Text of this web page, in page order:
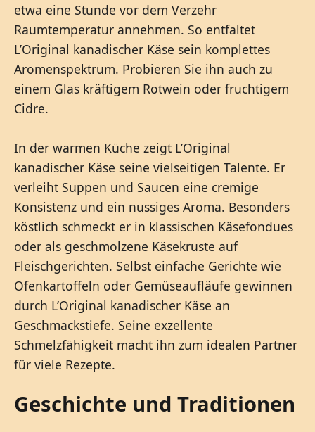
etwa eine Stunde vor dem Verzehr
Raumtemperatur annehmen. So entfaltet
L’Original kanadischer Käse sein komplettes
Aromenspektrum. Probieren Sie ihn auch zu
einem Glas kräftigem Rotwein oder fruchtigem
Cidre.
In der warmen Küche zeigt L’Original
kanadischer Käse seine vielseitigen Talente. Er
verleiht Suppen und Saucen eine cremige
Konsistenz und ein nussiges Aroma. Besonders
köstlich schmeckt er in klassischen Käsefondues
oder als geschmolzene Käsekruste auf
Fleischgerichten. Selbst einfache Gerichte wie
Ofenkartoffeln oder Gemüseaufläufe gewinnen
durch L’Original kanadischer Käse an
Geschmackstiefe. Seine exzellente
Schmelzfähigkeit macht ihn zum idealen Partner
für viele Rezepte.
Geschichte und Traditionen